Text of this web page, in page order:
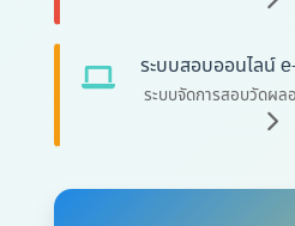
ระบบสอบออนไลน์
ระบบจัดการสอบวัดผล